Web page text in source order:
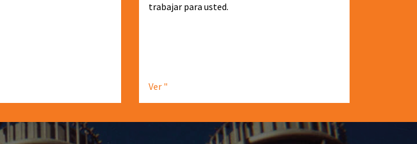
trabajar para usted.
Ver "